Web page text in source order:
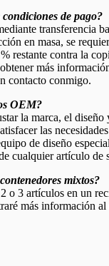
de pago?
transferencia
en masa, se
restante contra la
más
contacto conmigo.
OEM?
la marca, el diseño
las
de diseño
cualquier artículo de
mixtos?
o 3 artículos en un
más información al